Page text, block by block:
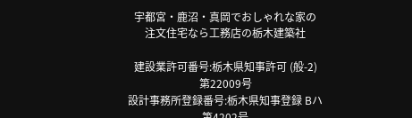
宇都宮・鹿沼・真岡でおしゃれな家の
注文住宅なら工務店の栃木建築社
建設業許可番号:栃木県知事許可 (般-2)
第22009号
設計事務所登録番号:栃木県知事登録 Bハ